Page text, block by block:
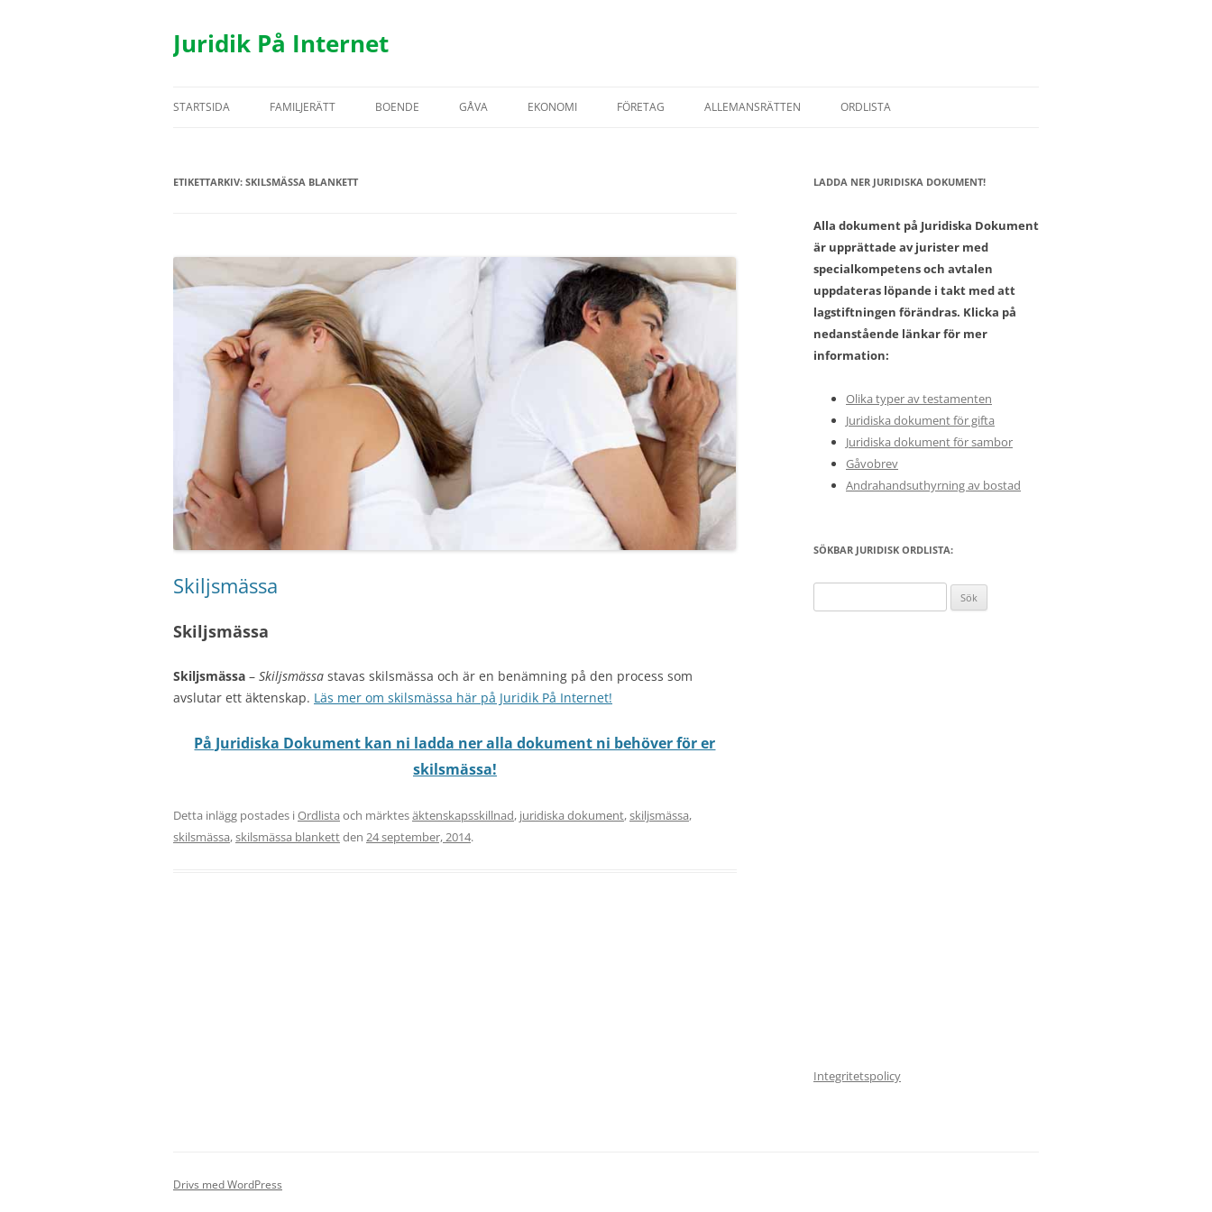
innehåll
Juridik På Internet
STARTSIDA FAMILJERÄTT
ÄKTENSKAP
BARN
REGISTRERAT PARTNERSKAP
BOENDE
UTHYRNING AV BOSTAD
GÅVA EKONOMI
SKATT PRIVATPERSONER
SKATT FÖRETAG
FÖRETAG ALLEMANSRÄTTEN ORDLISTA
ETIKETTARKIV: SKILSMÄSSA BLANKETT
Skiljsmässa
Skiljsmässa
Skiljsmässa – Skiljsmässa stavas skilsmässa och är en benämning på den process som
avslutar ett äktenskap. Läs mer om skilsmässa här på Juridik På Internet!
På Juridiska Dokument kan ni ladda ner alla dokument ni behöver för er
skilsmässa!
Detta inlägg postades iOrdlista och märktesäktenskapsskillnad, juridiska dokument,skiljsmässa,
skilsmässa,skilsmässa blankettden 24 september, 2014.
LADDA NER JURIDISKA DOKUMENT!
Alla dokument på Juridiska Dokument
är upprättade av jurister med
specialkompetens och avtalen
uppdateras löpande i takt med att
lagstiftningen förändras. Klicka på
nedanstående länkar för mer
information:
Olika typer av testamenten
Juridiska dokument för gifta
Juridiska dokument för sambor
Gåvobrev
Andrahandsuthyrning av bostad
SÖKBAR JURIDISK ORDLISTA:
efter:
Integritetspolicy
Drivs med WordPress